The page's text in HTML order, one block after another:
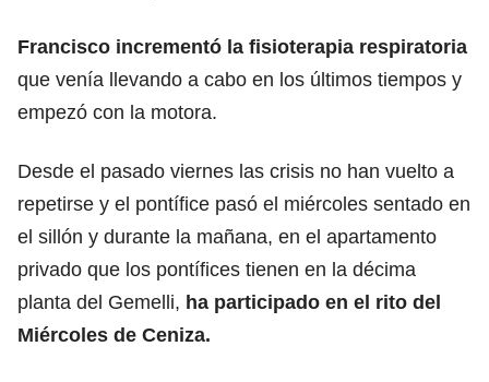
Francisco incrementó la fisioterapia respiratoria
que venía llevando a cabo en los últimos tiempos y
empezó con la motora.
Desde el pasado viernes las crisis no han vuelto a
repetirse y el pontífice pasó el miércoles sentado en
el sillón y durante la mañana, en el apartamento
privado que los pontífices tienen en la décima
planta del Gemelli, ha participado en el rito del
Miércoles de Ceniza.